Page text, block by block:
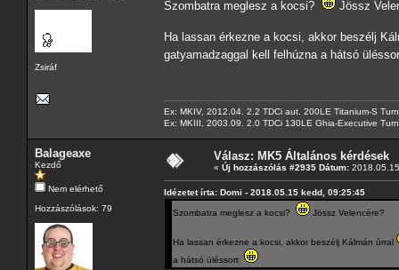
Zsiráf
Szombatra meglesz a kocsi? Jössz
Ha lassan érkezne a kocsi, akkor beszélj
gatyamadzaggal kell felhúzna a hátsó
Ex: MKIV, 2012.04. 2.2 TDCi aut. 200LE Titanium-S
Ex: MKIII, 2003.09. 2.0 TDCi 130LE Ghia-Executive
Balageaxe
Kezdő
Nem elérhető
Hozzászólások: 79
Válasz: MK5 Általános kérdések
« Új hozzászólás #2935 Dátum:
Idézetet írta: Domi - 2018.05.15 kedd, 09:25:45
Szombatra meglesz a kocsi? Jössz Velencére?
Ha lassan érkezne a kocsi, akkor beszélj Kálmán úrral
a hátsó üléssort